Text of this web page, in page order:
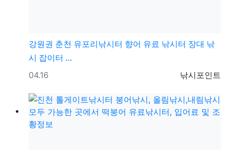
강원권 춘천 유포리낚시터 향어 유료 낚시터 장대 낚
시 잡이터 …
등록자
낚시포인트
등록일
04.16